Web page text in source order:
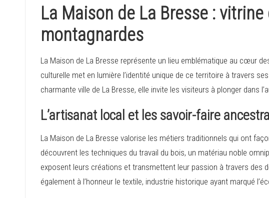
La Maison de La Bresse :
montagnardes
La Maison de La Bresse représente un lieu emblématique au cœur
culturelle met en lumière l’identité unique de ce territoire à travers
charmante ville de La Bresse, elle invite les visiteurs à plonger dans
L’artisanat local et les savoir-faire
La Maison de La Bresse valorise les métiers traditionnels qui ont
découvrent les techniques du travail du bois, un matériau noble
exposent leurs créations et transmettent leur passion à travers des
également à l’honneur le textile, industrie historique ayant marqué